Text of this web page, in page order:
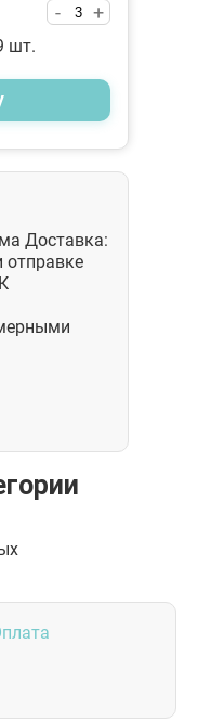
+
-
шт.
Доставка:
отправке